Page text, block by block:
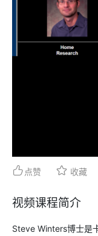
点赞 收藏
视频课程简介
Steve Winters博士是
美国 Glottal 鼻